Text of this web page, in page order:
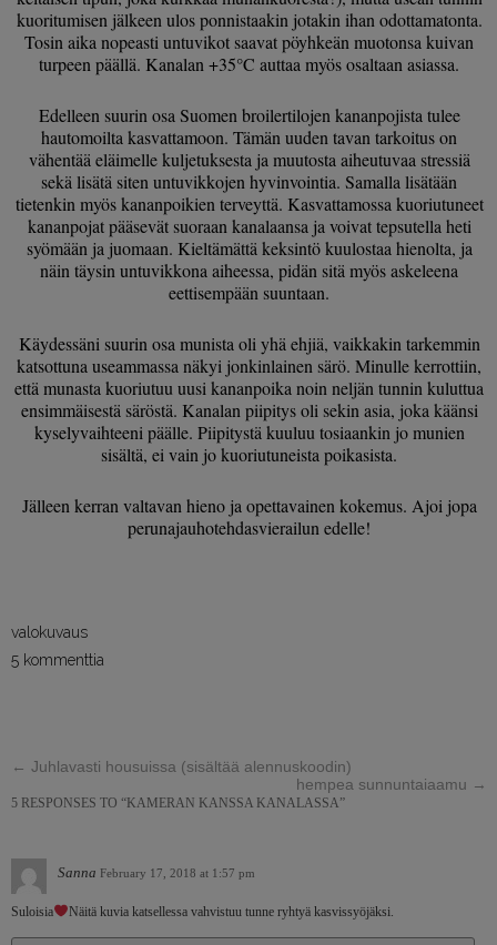
kuoritumisen jälkeen ulos ponnistaakin jotakin ihan odottamatonta.
Tosin aika nopeasti untuvikot saavat pöyhkeän muotonsa kuivan
turpeen päällä. Kanalan +35°C auttaa myös osaltaan asiassa.
Edelleen suurin osa Suomen broilertilojen kananpojista tulee
hautomoilta kasvattamoon. Tämän uuden tavan tarkoitus on
vähentää eläimelle kuljetuksesta ja muutosta aiheutuvaa stressiä
sekä lisätä siten untuvikkojen hyvinvointia. Samalla lisätään
tietenkin myös kananpoikien terveyttä. Kasvattamossa kuoriutuneet
kananpojat pääsevät suoraan kanalaansa ja voivat tepsutella heti
syömään ja juomaan. Kieltämättä keksintö kuulostaa hienolta, ja
näin täysin untuvikkona aiheessa, pidän sitä myös askeleena
eettisempään suuntaan.
Käydessäni suurin osa munista oli yhä ehjiä, vaikkakin tarkemmin
katsottuna useammassa näkyi jonkinlainen särö. Minulle kerrottiin,
että munasta kuoriutuu uusi kananpoika noin neljän tunnin kuluttua
ensimmäisestä säröstä. Kanalan piipitys oli sekin asia, joka käänsi
kyselyvaihteeni päälle. Piipitystä kuuluu tosiaankin jo munien
sisältä, ei vain jo kuoriutuneista poikasista.
Jälleen kerran valtavan hieno ja opettavainen kokemus. Ajoi jopa
perunajauhotehdasvierailun edelle!
valokuvaus
5 kommenttia
← Juhlavasti housuissa (sisältää alennuskoodin)
hempea sunnuntaiaamu →
5 RESPONSES TO “KAMERAN KANSSA KANALASSA”
Sanna February 17, 2018 at 1:57 pm
Suloisia Näitä kuvia katsellessa vahvistuu tunne ryhtyä kasvissyöjäksi.